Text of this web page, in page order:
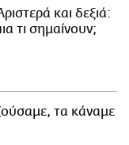
και δεξιά:
τι σημαίνουν;
τα κάναμε